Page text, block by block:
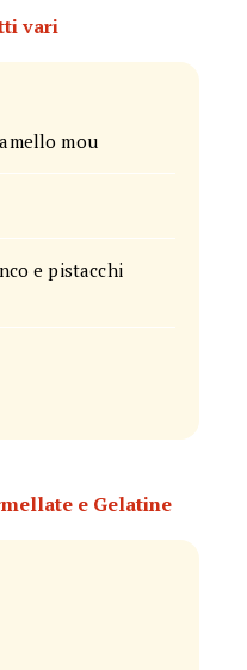
vari
mou
e pistacchi
e Gelatine